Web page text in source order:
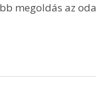
megoldás az